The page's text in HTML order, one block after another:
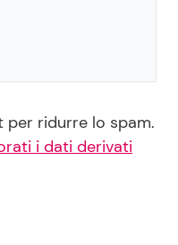
per ridurre lo spam.
i dati derivati